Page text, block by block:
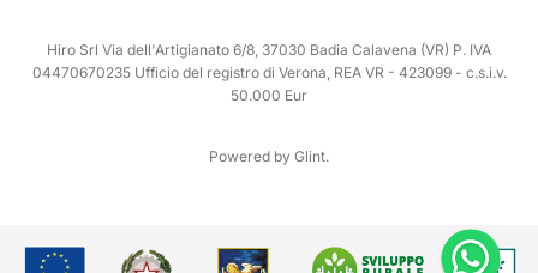
Hiro Srl Via dell'Artigianato 6/8, 37030 Badia Calavena (VR) P. IVA
04470670235 Ufficio del registro di Verona, REA VR - 423099 - c.s.i.v.
50.000 Eur
Powered by Glint.